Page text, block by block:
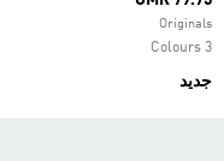
Originals
3 Colours
جديد